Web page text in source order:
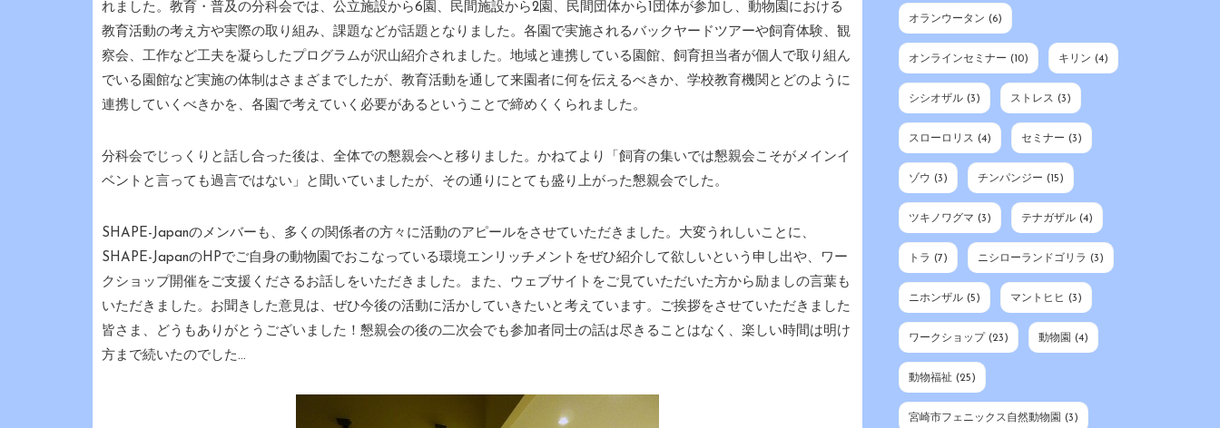
れました。教育・普及の分科会では、公立施設から6園、民間施設から2園、民間団体から1団体が参加し、動物園における
教育活動の考え方や実際の取り組み、課題などが話題となりました。各園で実施されるバックヤードツアーや飼育体験、観
察会、工作など工夫を凝らしたプログラムが沢山紹介されました。地域と連携している園館、飼育担当者が個人で取り組ん
でいる園館など実施の体制はさまざまでしたが、教育活動を通して来園者に何を伝えるべきか、学校教育機関とどのように
連携していくべきかを、各園で考えていく必要があるということで締めくくられました。
分科会でじっくりと話し合った後は、全体での懇親会へと移りました。かねてより「飼育の集いでは懇親会こそがメインイ
ベントと言っても過言ではない」と聞いていましたが、その通りにとても盛り上がった懇親会でした。
SHAPE-Japanのメンバーも、多くの関係者の方々に活動のアピールをさせていただきました。大変うれしいことに、
SHAPE-JapanのHPでご自身の動物園でおこなっている環境エンリッチメントをぜひ紹介して欲しいという申し出や、ワー
クショップ開催をご支援くださるお話しをいただきました。また、ウェブサイトをご見ていただいた方から励ましの言葉も
いただきました。お聞きした意見は、ぜひ今後の活動に活かしていきたいと考えています。ご挨拶をさせていただきました
皆さま、どうもありがとうございました！懇親会の後の二次会でも参加者同士の話は尽きることはなく、楽しい時間は明け
方まで続いたのでした…
オランウータン (6)
オンラインセミナー (10) キリン (4)
シシオザル (3) ストレス (3)
スローロリス (4) セミナー (3)
ゾウ (3) チンパンジー (15)
ツキノワグマ (3) テナガザル (4)
トラ (7) ニシローランドゴリラ (3)
ニホンザル (5) マントヒヒ (3)
ワークショップ (23) 動物園 (4)
動物福祉 (25)
宮崎市フェニックス自然動物園 (3)